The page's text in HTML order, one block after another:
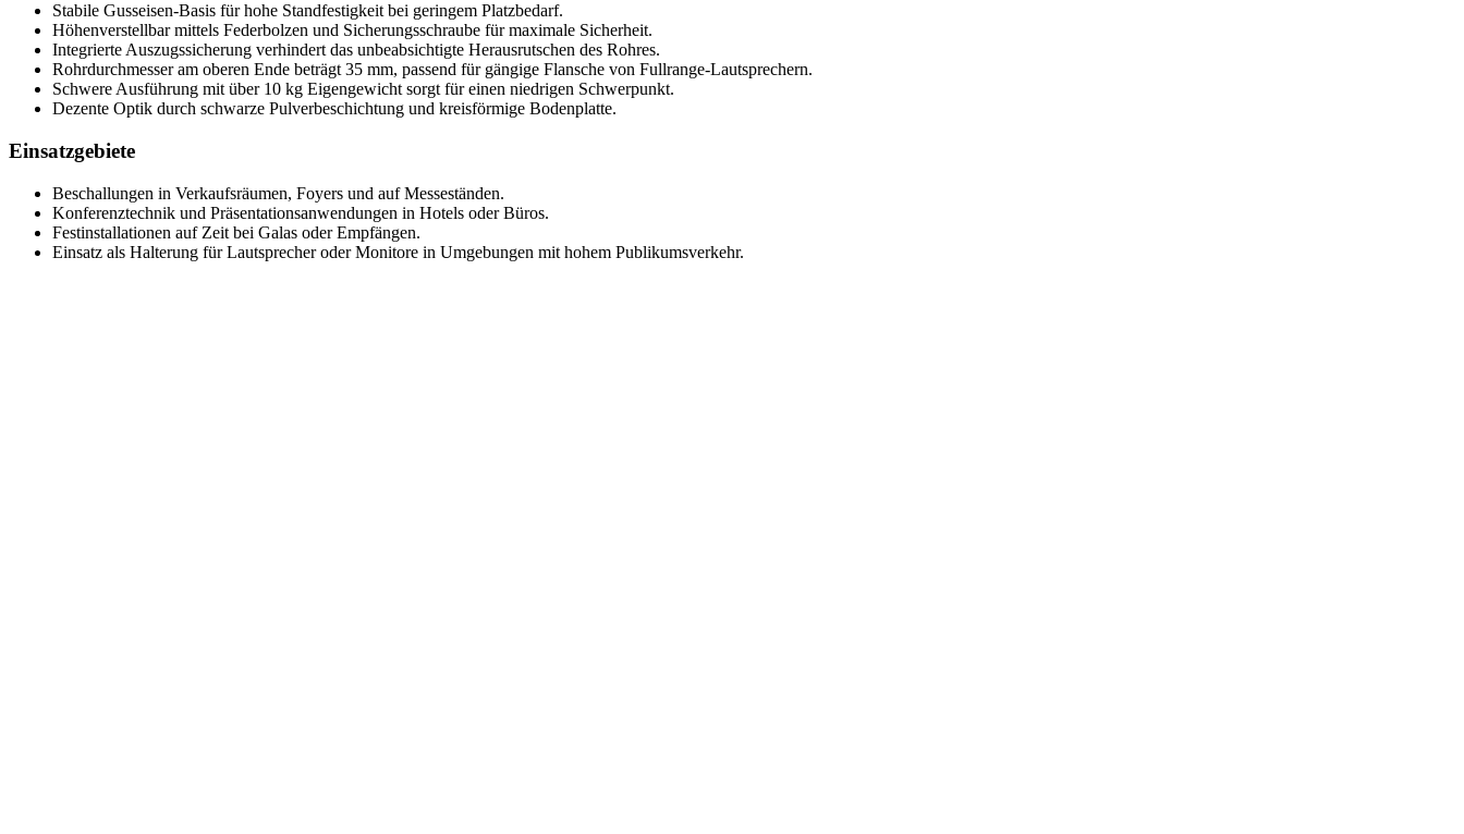
Stabile Gusseisen-Basis für hohe Standfestigkeit bei geringem Platzbedarf.
Höhenverstellbar mittels Federbolzen und Sicherungsschraube für maximale Sicherheit.
Integrierte Auszugssicherung verhindert das unbeabsichtigte Herausrutschen des Rohres.
Rohrdurchmesser am oberen Ende beträgt 35 mm, passend für gängige Flansche von Fullrange-Lautsprechern.
Schwere Ausführung mit über 10 kg Eigengewicht sorgt für einen niedrigen Schwerpunkt.
Dezente Optik durch schwarze Pulverbeschichtung und kreisförmige Bodenplatte.
Einsatzgebiete
Beschallungen in Verkaufsräumen, Foyers und auf Messeständen.
Konferenztechnik und Präsentationsanwendungen in Hotels oder Büros.
Festinstallationen auf Zeit bei Galas oder Empfängen.
Einsatz als Halterung für Lautsprecher oder Monitore in Umgebungen mit hohem Publikumsverkehr.